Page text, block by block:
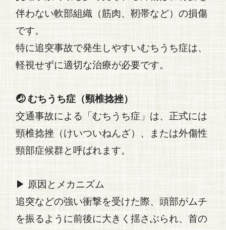
伴わない軟部組織（筋肉、靭帯など）の損傷
です。
特に追突事故で発生しやすいむちうち症は、
軽視せずに適切な治療が必要です。
🤕 むちうち症（頸椎捻挫）
交通事故による「むちうち症」は、正式には
頸椎捻挫（けいついねんざ） 、または外傷性
頸部症候群と呼ばれます。
▶ 原因とメカニズム
追突などの強い衝撃を受けた際、頭部がムチ
を振るように前後に大きく揺さぶられ、首の